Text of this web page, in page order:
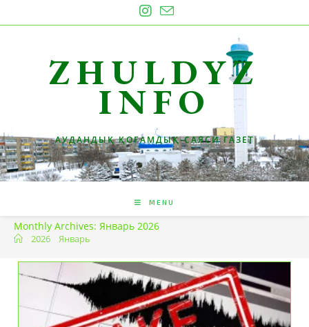
to
ZHULDYZ
INFO
АУДАНДЫҚ ҚОҒАМДЫҚ-САЯСИ ГАЗЕТ
MENU
Monthly Archives: Январь 2026
2026 Январь